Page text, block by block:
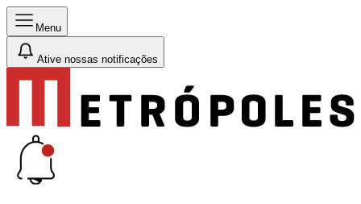
Menu
Ative nossas notificações